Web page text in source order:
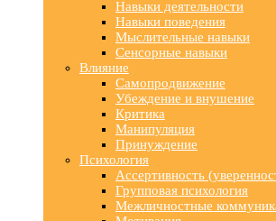
Навыки деятельности
Навыки поведения
Мыслительные навыки
Сенсорные навыки
Влияние
Самопродвижение
Убеждение и внушение
Критика
Манипуляция
Принуждение
Психология
Ассертивность
Групповая психология
Межличностные